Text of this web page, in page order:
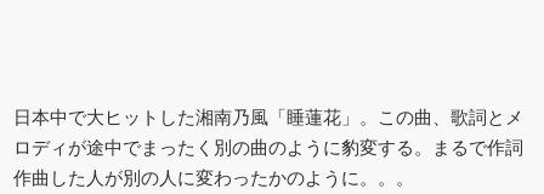
日本中で大ヒットした湘南乃風「睡蓮花」。この曲、歌詞とメ
ロディが途中でまったく別の曲のように豹変する。まるで作詞
作曲した人が別の人に変わったかのように。。。